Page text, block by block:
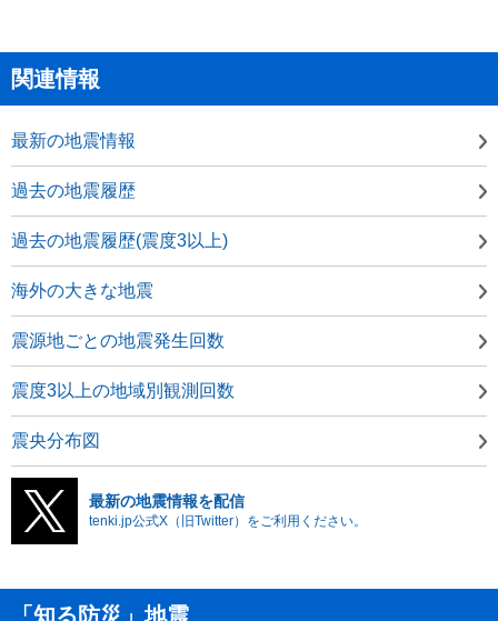
関連情報
最新の地震情報
過去の地震履歴
過去の地震履歴(震度3以上)
海外の大きな地震
震源地ごとの地震発生回数
震度3以上の地域別観測回数
震央分布図
最新の地震情報を配信
tenki.jp公式X（旧Twitter）をご利用ください。
「知る防災」地震